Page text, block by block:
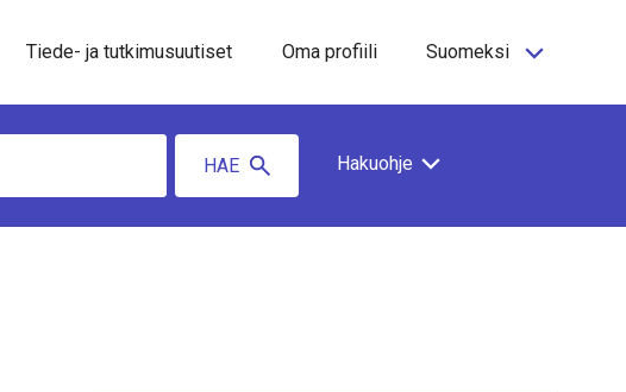
Tiede- ja tutkimusuutiset Oma profiili Suomeksi
HAE Hakuohje